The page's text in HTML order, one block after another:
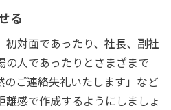
る
初対面であったり、社長、副社
の人であったりとさまざまで
のご連絡失礼いたします」など
離感で作成するようにしましょ